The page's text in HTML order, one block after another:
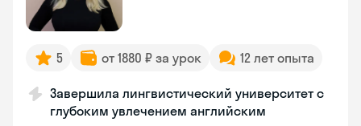
5 от 1880 ₽ за урок 12 лет опыта
Завершила лингвистический университет с
глубоким увлечением английским